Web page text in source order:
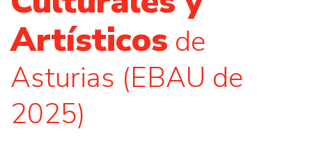
Artísticos de
Asturias (EBAU de
2025)